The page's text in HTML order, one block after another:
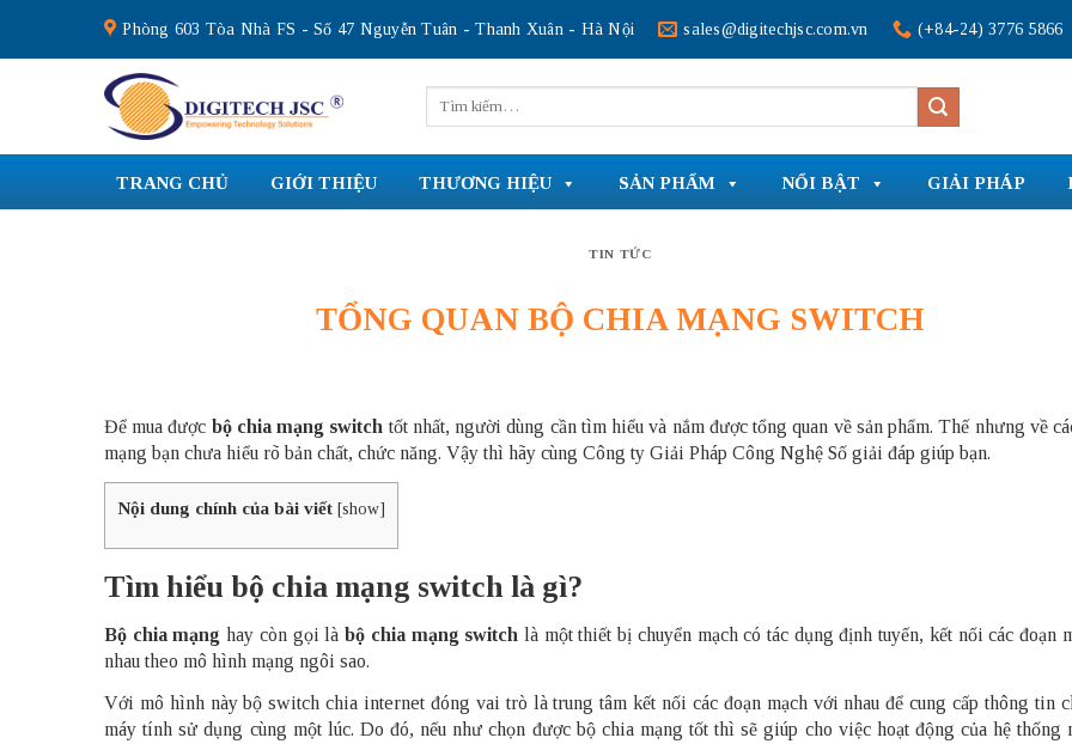
content
Phòng 603 Tòa Nhà FS - Số 47 Nguyễn Tuân - Thanh Xuân - Hà Nội sales@digitechjsc.com.vn (+84-24) 3776 5866
kiếm:
TRANG CHỦ GIỚI THIỆU THƯƠNG HIỆU SẢN PHẨM NỔI BẬT GIẢI PHÁP
TIN TỨC
TỔNG QUAN BỘ CHIA MẠNG SWITCH
Để mua được bộ chia mạng switch tốt nhất, người dùng cần tìm hiểu và nắm được tổng quan về sản phẩm. Thế nhưng về
mạng bạn chưa hiểu rõ bản chất, chức năng. Vậy thì hãy cùng Công ty Giải Pháp Công Nghệ Số giải đáp giúp bạn.
Nội dung chính của bài viết [show]
Tìm hiểu bộ chia mạng switch là gì?
Bộ chia mạng hay còn gọi làbộ chia mạng switch là một thiết bị chuyển mạch có tác dụng định tuyến, kết nối các đoạn
nhau theo mô hình mạng ngôi sao.
Với mô hình này bộ switch chia internet đóng vai trò là trung tâm kết nối các đoạn mạch với nhau để cung cấp thông tin
máy tính sử dụng cùng một lúc. Do đó, nếu như chọn được bộ chia mạng tốt thì sẽ giúp cho việc hoạt động của hệ thống